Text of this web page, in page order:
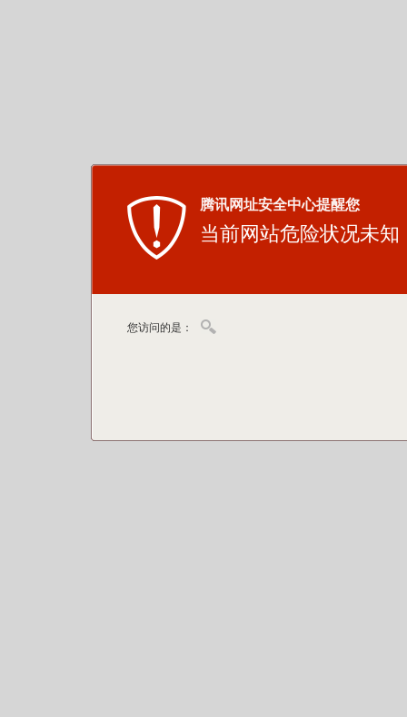
腾讯网址安全中心提醒您
当前网站危险状况未知
您访问的是：